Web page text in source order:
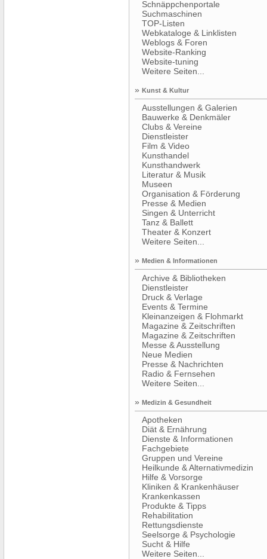
Schnäppchenportale
Suchmaschinen
TOP-Listen
Webkataloge & Linklisten
Weblogs & Foren
Website-Ranking
Website-tuning
Weitere Seiten...
» Kunst & Kultur
Ausstellungen & Galerien
Bauwerke & Denkmäler
Clubs & Vereine
Dienstleister
Film & Video
Kunsthandel
Kunsthandwerk
Literatur & Musik
Museen
Organisation & Förderung
Presse & Medien
Singen & Unterricht
Tanz & Ballett
Theater & Konzert
Weitere Seiten...
» Medien & Informationen
Archive & Bibliotheken
Dienstleister
Druck & Verlage
Events & Termine
Kleinanzeigen & Flohmarkt
Magazine & Zeitschriften
Magazine & Zeitschriften
Messe & Ausstellung
Neue Medien
Presse & Nachrichten
Radio & Fernsehen
Weitere Seiten...
» Medizin & Gesundheit
Apotheken
Diät & Ernährung
Dienste & Informationen
Fachgebiete
Gruppen und Vereine
Heilkunde & Alternativmedizin
Hilfe & Vorsorge
Kliniken & Krankenhäuser
Krankenkassen
Produkte & Tipps
Rehabilitation
Rettungsdienste
Seelsorge & Psychologie
Sucht & Hilfe
Weitere Seiten...